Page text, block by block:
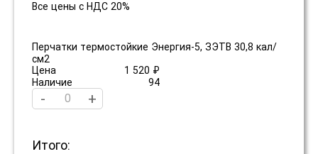
Все цены с НДС 20%
Перчатки термостойкие Энергия-5, ЗЭТВ 30,8 кал/
см2
Цена
1 520 ₽
Наличие
94
- +
Итого: